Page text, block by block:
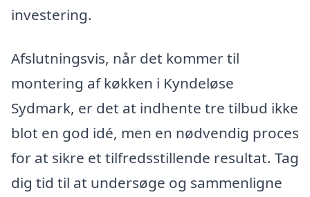
investering.
Afslutningsvis, når det kommer til
montering af køkken i Kyndeløse
Sydmark, er det at indhente tre tilbud ikke
blot en god idé, men en nødvendig proces
for at sikre et tilfredsstillende resultat. Tag
dig tid til at undersøge og sammenligne